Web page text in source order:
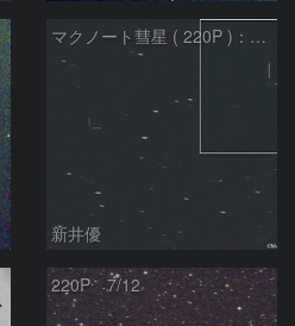
マクノート彗星 ( 220P )：2026/07/20
新井優
220P 7/12